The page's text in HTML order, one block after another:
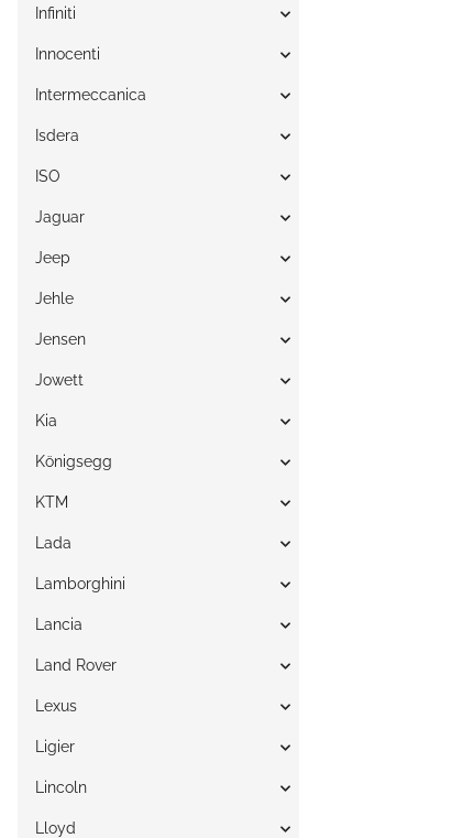
Infiniti
Innocenti
Intermeccanica
Isdera
ISO
Jaguar
Jeep
Jehle
Jensen
Jowett
Kia
Königsegg
KTM
Lada
Lamborghini
Lancia
Land Rover
Lexus
Ligier
Lincoln
Lloyd